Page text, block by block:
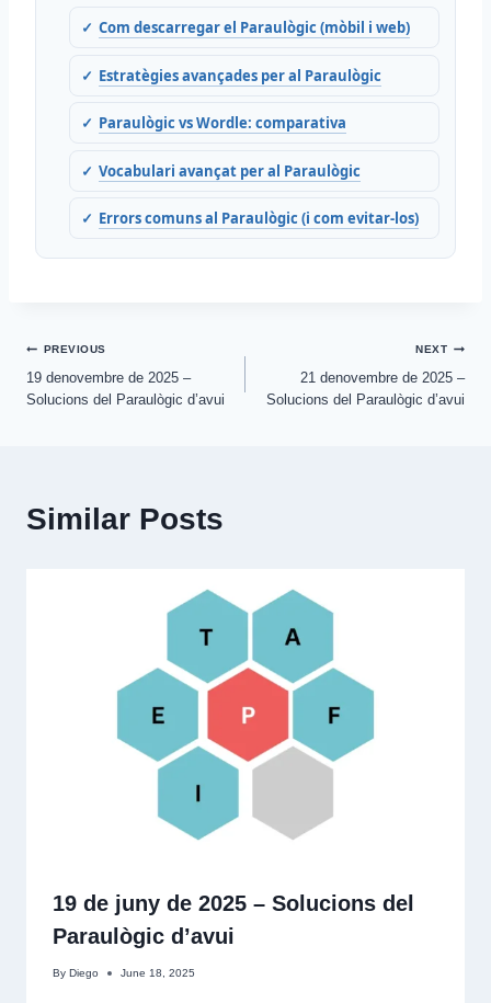
Com descarregar el Paraulògic (mòbil i web)
Estratègies avançades per al Paraulògic
Paraulògic vs Wordle: comparativa
Vocabulari avançat per al Paraulògic
Errors comuns al Paraulògic (i com evitar-los)
Post
navigation
PREVIOUS
19 denovembre de 2025 –
Solucions del Paraulògic d’avui
NEXT
21 denovembre de 2025 –
Solucions del Paraulògic d’avui
Similar Posts
19 de juny de 2025 – Solucions del
Paraulògic d’avui
By Diego June 18, 2025